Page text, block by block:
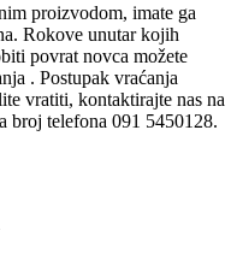
proizvodom, imate ga
Rokove unutar kojih
povrat novca možete
. Postupak vraćanja
vratiti, kontaktirajte nas na
broj telefona 091 5450128.